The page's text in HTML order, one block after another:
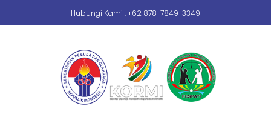
Hubungi Kami : +62 878-7849-3349